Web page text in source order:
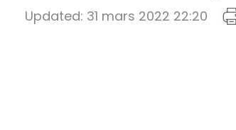
Updated: 31 mars 2022 22:20